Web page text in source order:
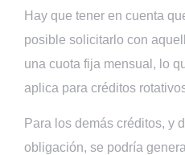
Hay que tener en cuenta
posible solicitarlo con
una cuota fija mensual, lo
aplica para créditos
Para los demás créditos, y
obligación, se podría